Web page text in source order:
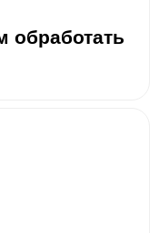
обработать